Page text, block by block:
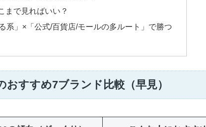
まで見ればいい？
系」×「公式/百貨店/モールの多ルート」で勝つ
すすめ7ブランド比較（早見）